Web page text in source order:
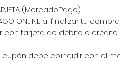
(MercadoPago)
ONLINE al finalizar tu compra
con tarjeta de débito o crédito
El cupón debe coincidir con el